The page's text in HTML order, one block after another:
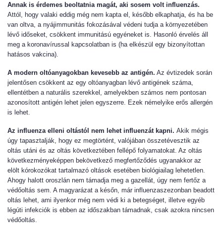
Annak is érdemes beoltatnia magát, aki sosem volt influenzás.
Attól, hogy valaki eddig még nem kapta el, később elkaphatja, és ha be
van oltva, a nyájimmunitás fokozásával védeni tudja a környezetében
lévő időseket, csökkent immunitású egyéneket is. Hasonló érvelés áll
meg a koronavírussal kapcsolatban is (ha elkészül egy bizonyítottan
hatásos vakcina).
A modern oltóanyagokban kevesebb az antigén. Az évtizedek során
jelentősen csökkent az egy oltóanyagban lévő antigének száma,
ellentétben a naturális szerekkel, amelyekben számos nem pontosan
azonosított antigén lehet jelen egyszerre. Ezek némelyike erős allergén
is lehet.
Az influenza elleni oltástól nem lehet influenzát kapni. Akik mégis
úgy tapasztalják, hogy ez megtörtént, valójában összetévesztik az
oltás utáni és az oltás következtében fellépő folyamatokat. Az oltás
következményeképpen bekövetkező megfertőződés ugyanakkor az
elölt kórokozókat tartalmazó oltások esetében biológiailag lehetetlen.
Ahogy halott oroszlán nem támadja meg a gazellát, úgy nem fertőz a
védőoltás sem. A magyarázat a későn, már influenzaszezonban beadott
oltás lehet, ami ilyenkor még nem védi ki a betegséget, illetve egyéb
légúti infekciók is ebben az időszakban támadnak, csak azokra nincsen
védőoltás.